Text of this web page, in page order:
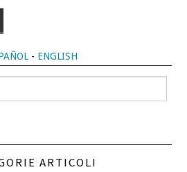
- ENGLISH
ARTICOLI